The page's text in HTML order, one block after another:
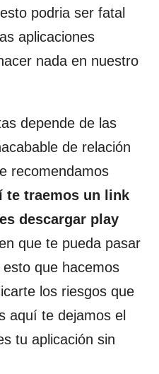
podria ser fatal
aplicaciones
nada en nuestro
depende de las
de relación
recomendamos
te traemos un link
descargar play
que te pueda pasar
que hacemos
los riesgos que
aquí te dejamos el
tu aplicación sin